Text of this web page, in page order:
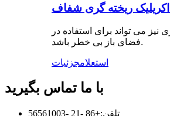
ریخته گری شفاف
می تواند برای استفاده در
فضای باز بی خطر باشد.
استعلامجزئیات
با ما تماس بگیرید
تلفن:+86 -21 -56561003